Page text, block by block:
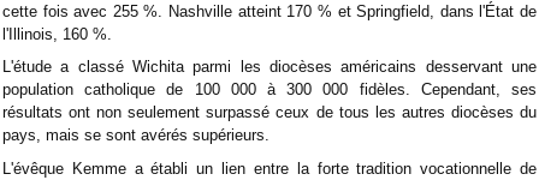
cette fois avec 255 %. Nashville atteint 170 % et Springfield, dans l'État de
l'Illinois, 160 %.
L'étude a classé Wichita parmi les diocèses américains desservant une
population catholique de 100 000 à 300 000 fidèles. Cependant, ses
résultats ont non seulement surpassé ceux de tous les autres diocèses du
pays, mais se sont avérés supérieurs.
L'évêque Kemme a établi un lien entre la forte tradition vocationnelle de